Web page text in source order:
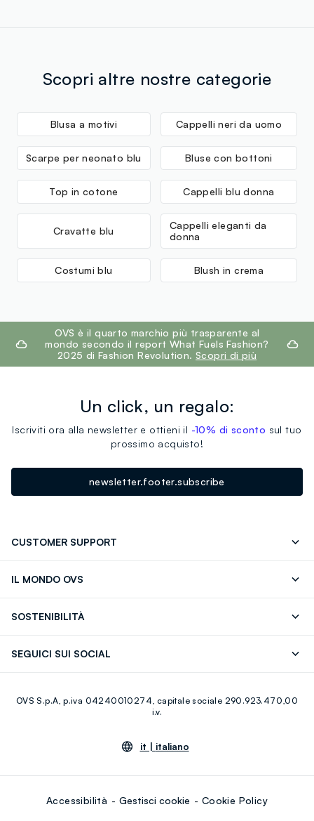
Scopri altre nostre categorie
Blusa a motivi Cappelli neri da uomo
Scarpe per neonato blu Bluse con bottoni
Top in cotone Cappelli blu donna
Cravatte blu
Cappelli eleganti da
donna
Costumi blu Blush in crema
footer.ariatitleOVS è il quarto marchio più trasparente al
mondo secondo il report What Fuels Fashion?
2025 di Fashion Revolution. Scopri di più
Un click, un regalo:
Iscriviti ora alla newsletter e ottieni il -10% di sconto sul tuo
prossimo acquisto!
newsletter.footer.subscribe
CUSTOMER SUPPORT
IL MONDO OVS
Giftcard
SOSTENIBILITÀ
SEGUICI SUI SOCIAL
Youtube Linkedin
OVS S.p.A, p.iva 04240010274, capitale sociale 290.923.470,00
i.v.
it | italiano
Accessibilità Gestisci cookie Cookie Policy